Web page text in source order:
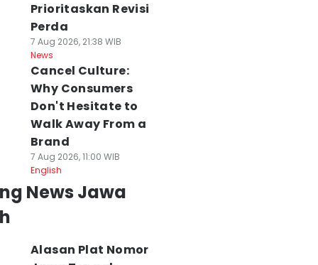
Prioritaskan Revisi
Perda
7 Aug 2026, 21:38 WIB
News
Cancel Culture:
Why Consumers
Don't Hesitate to
Walk Away From a
Brand
7 Aug 2026, 11:00 WIB
English
News Jawa
Alasan Plat Nomor